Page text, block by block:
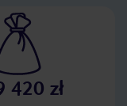
420 zł